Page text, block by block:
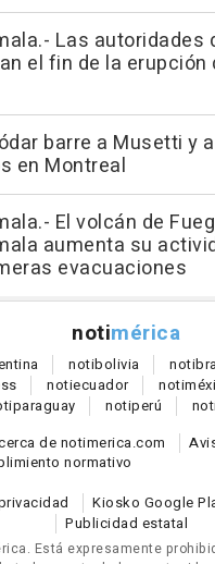
Las autoridades
el fin de la erupción
barre a Musetti y
en Montreal
El volcán de
aumenta su
evacuaciones
notimérica
notibolivia noti
notiecuador noti
paraguay notiperú
de notimerica.com
normativo
Kiosko Google
Publicidad estatal
Está expresamente